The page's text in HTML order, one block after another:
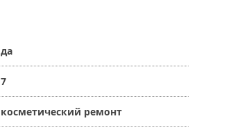
да
7
косметический ремонт